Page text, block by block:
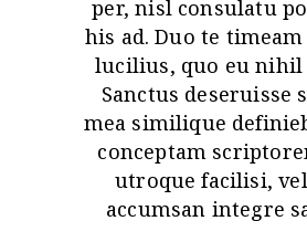
per, nisl consulatu
his ad. Duo te
lucilius, quo eu nihil
Sanctus deseruisse
mea similique
conceptam
utroque facilisi,
accumsan integre